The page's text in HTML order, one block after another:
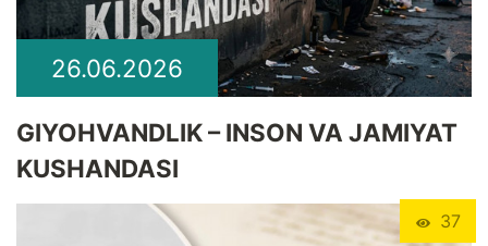
26.06.2026
GIYOHVANDLIK – INSON VA JAMIYAT
KUSHANDASI
37